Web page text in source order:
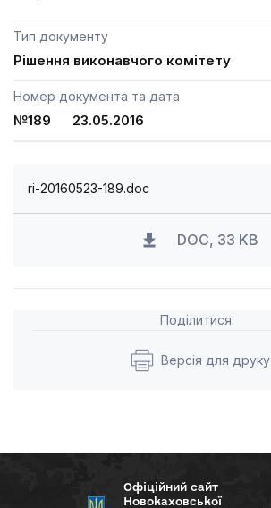
Тип документу
Рішення виконавчого комітету
Номер документа та дата
№189 23.05.2016
ri-20160523-189.doc
DOC, 33 KB
Поділитися:
Версія для друку
Офіційний сайт
Новокаховської